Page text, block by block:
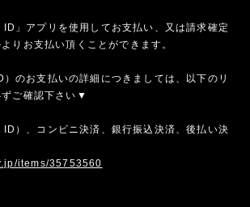
」アプリを使用してお支払い、又は請求確定
りお支払い頂くことができます。
のお支払いの詳細につきましては、以下のリ
ご確認下さい▼
）、コンビニ決済、銀行振込決済、後払い決
items/35753560